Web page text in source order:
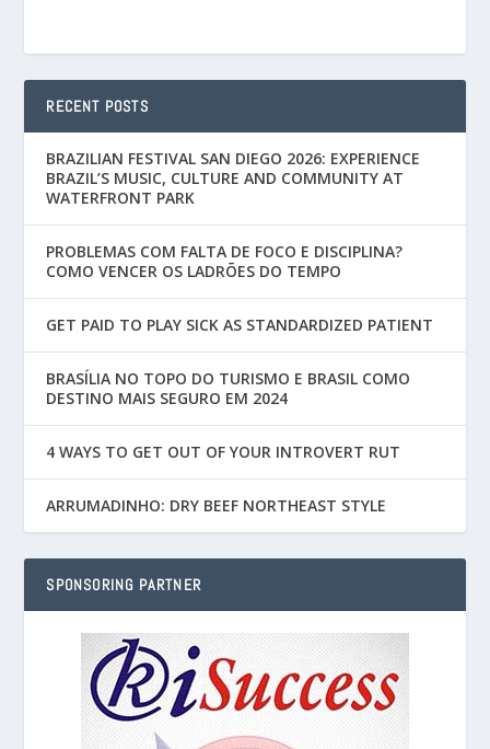
RECENT POSTS
BRAZILIAN FESTIVAL SAN DIEGO 2026: EXPERIENCE
BRAZIL’S MUSIC, CULTURE AND COMMUNITY AT
WATERFRONT PARK
PROBLEMAS COM FALTA DE FOCO E DISCIPLINA?
COMO VENCER OS LADRÕES DO TEMPO
GET PAID TO PLAY SICK AS STANDARDIZED PATIENT
BRASÍLIA NO TOPO DO TURISMO E BRASIL COMO
DESTINO MAIS SEGURO EM 2024
4 WAYS TO GET OUT OF YOUR INTROVERT RUT
ARRUMADINHO: DRY BEEF NORTHEAST STYLE
SPONSORING PARTNER